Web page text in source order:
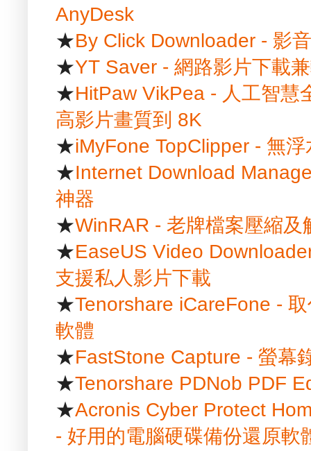
AnyDesk
★By Click Downloader - 影
★YT Saver - 網路影片下載
★HitPaw VikPea - 人工智慧
高影片畫質到 8K
★iMyFone TopClipper - 無
★Internet Download
神器
★WinRAR - 老牌檔案壓縮及
★EaseUS Video
支援私人影片下載
★Tenorshare iCareFone -
軟體
★FastStone Capture - 螢幕
★Tenorshare PDNob PDF
★Acronis Cyber Protect
- 好用的電腦硬碟備份還原軟